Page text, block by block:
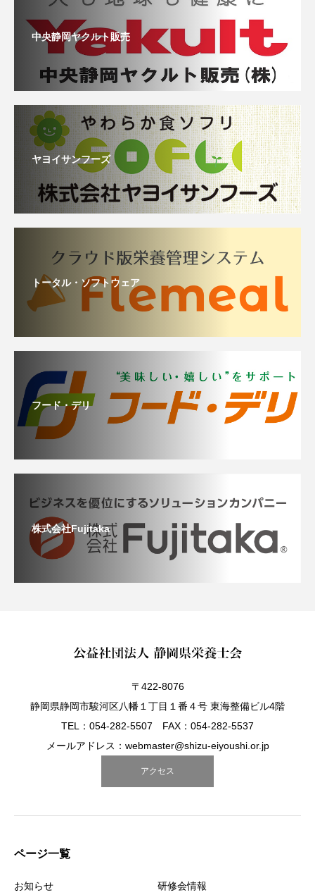
中央静岡ヤクルト販売
ヤヨイサンフーズ
トータル・ソフトウェア
フード・デリ
株式会社Fujitaka
〒422-8076
静岡県静岡市駿河区八幡１丁目１番４号 東海整備ビル4階
TEL：054-282-5507 FAX：054-282-5537
メールアドレス：webmaster@shizu-eiyoushi.or.jp
アクセス
ページ一覧
お知らせ 研修会情報